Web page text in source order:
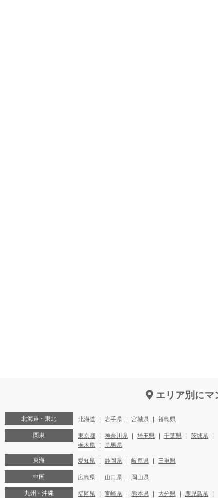
エリア別にマ
北海道・東北 北海道 岩手県 宮城県 福島県
関東 東京都 神奈川県 埼玉県 千葉県
茨城県
栃木県
群馬県
東海 愛知県 静岡県 岐阜県 三重県
中国 広島県 山口県 岡山県
九州・沖縄 福岡県 宮崎県 熊本県 大分県 鹿児島県